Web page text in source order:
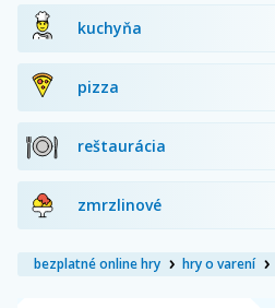
kuchyňa
pizza
reštaurácia
zmrzlinové
bezplatné online hry hry o varení